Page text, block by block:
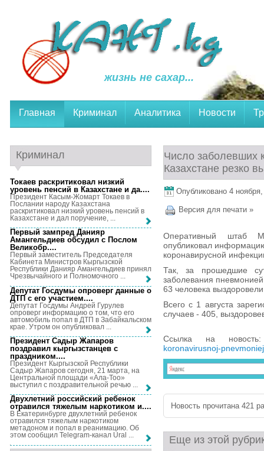
жизнь не сахар...
Главная Криминал Аналитика Новости
Число заболевших
Казахстане резко
Опубликовано 4 ноября,
Версия для печати »
Оперативный штаб
опубликовал
коронавирусной
Так, за прошедшие
заболевания
63 человека
Всего с 1 августа
случаев - 405,
Ссылка на
koronavirusnoj-
Новость прочитана 421
Еще из этой
Криминал
Токаев раскритиковал низкий
уровень пенсий в Казахстане и да....
Президент Касым-Жомарт Токаев в
Послании народу Казахстана
раскритиковал низкий уровень пенсий в
Казахстане и дал поручение, ...
Первый зампред Данияр
Амангельдиев обсудил с Послом
Великобр....
Первый заместитель Председателя
Кабинета Министров Кыргызской
Республики Данияр Амангельдиев принял
Чрезвычайного и Полномочного ...
Депутат Госдумы опроверг данные о
ДТП с его участием....
Депутат Госдумы Андрей Гурулев
опроверг информацию о том, что его
автомобиль попал в ДТП в Забайкальском
крае. Утром он опубликовал ...
Президент Садыр Жапаров
поздравил кыргызстанцев с
праздником....
Президент Кыргызской Республики
Садыр Жапаров сегодня, 21 марта, на
Центральной площади «Ала-Тоо»
выступил с поздравительной речью ...
Двухлетний российский ребенок
отравился тяжелым наркотиком и....
В Екатеринбурге двухлетний ребенок
отравился тяжелым наркотиком
метадоном и попал в реанимацию. Об
этом сообщил Telegram-канал Ural ...